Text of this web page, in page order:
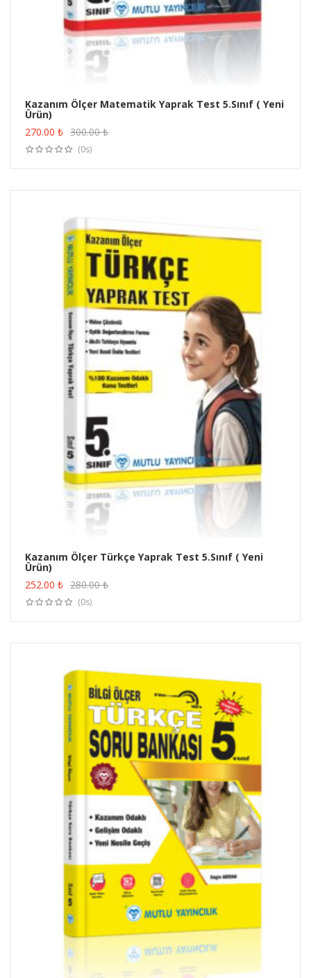
Kazanım Ölçer Matematik Yaprak Test 5.Sınıf ( Yeni
Ürün)
270.00 ₺ 300.00₺
(0s)
Kazanım Ölçer Türkçe Yaprak Test 5.Sınıf ( Yeni
Ürün)
252.00 ₺ 280.00₺
(0s)